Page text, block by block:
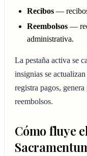
Recibos —
Reembolsos —
administrativa.
La pestaña activa se
insignias se
registra pagos, genera
reembolsos.
Cómo fluye